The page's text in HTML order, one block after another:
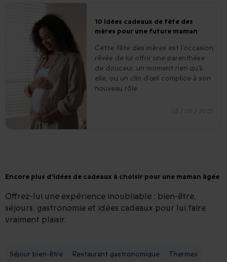
10 Idées cadeaux de fête des
mères pour une future maman
Cette fête des mères est l’occasion
rêvée de lui offrir une parenthèse
de douceur, un moment rien qu’à
elle, ou un clin d’œil complice à son
nouveau rôle.
05 / 05 / 2025
Encore plus d'idées de cadeaux à choisir pour une maman âgée
Offrez-lui une expérience inoubliable : bien-être,
séjours, gastronomie et idées cadeaux pour lui faire
vraiment plaisir.
Séjour bien-être Restaurant gastronomique Thermes